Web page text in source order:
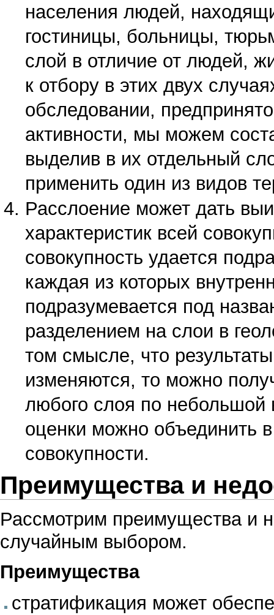
населения людей,
гостиницы, больницы,
слой в отличие от людей,
к отбору в этих двух
обследовании,
активности, мы можем
выделив в их отдельный
применить один из видов
Расслоение может дать
характеристик всей
совокупность удается
каждая из которых
подразумевается под
разделением на слои в
том смысле, что
изменяются, то можно
любого слоя по небольшой
оценки можно объединить
совокупности.
Преимущества и
Рассмотрим преимущества и
случайным выбором.
Преимущества
стратификация может